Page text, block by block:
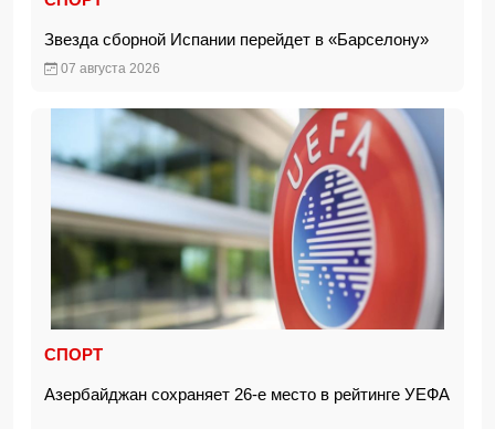
Звезда сборной Испании перейдет в «Барселону»
07 августа 2026
СПОРТ
Азербайджан сохраняет 26-е место в рейтинге УЕФА